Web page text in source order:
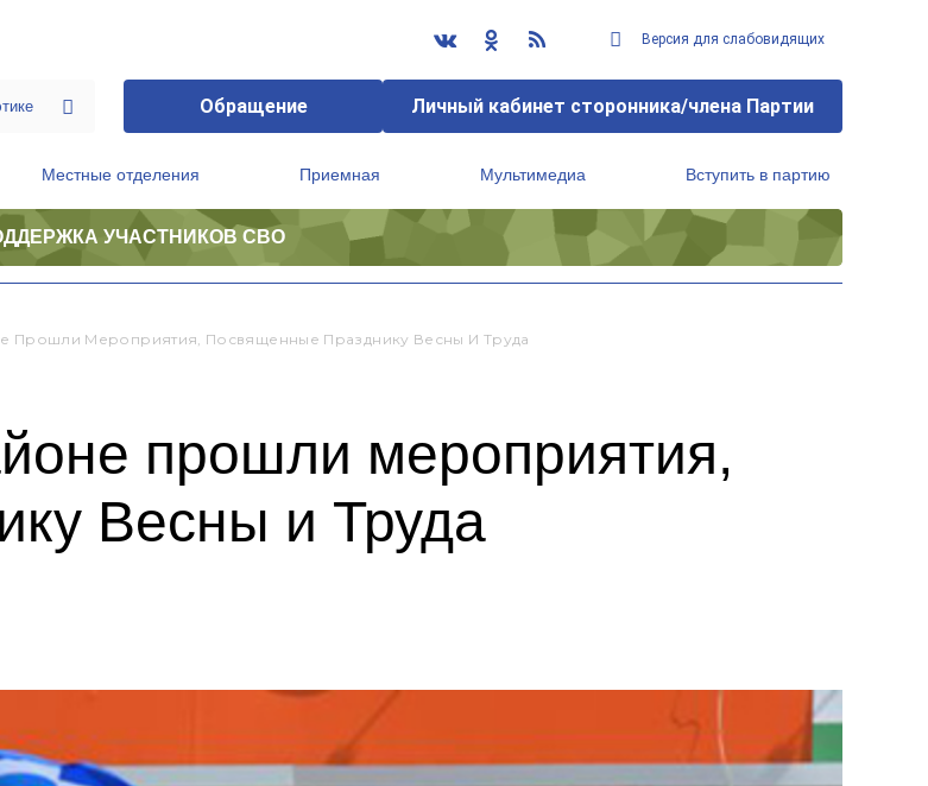
Версия для слабовидящих
Обращение Личный кабинет сторонника/члена Партии
Местные отделения Приемная Мультимедиа Вступить в партию
УЧАСТНИКОВ СВО
Прошли Мероприятия, Посвященные Празднику Весны И Труда
прошли мероприятия,
Весны и Труда